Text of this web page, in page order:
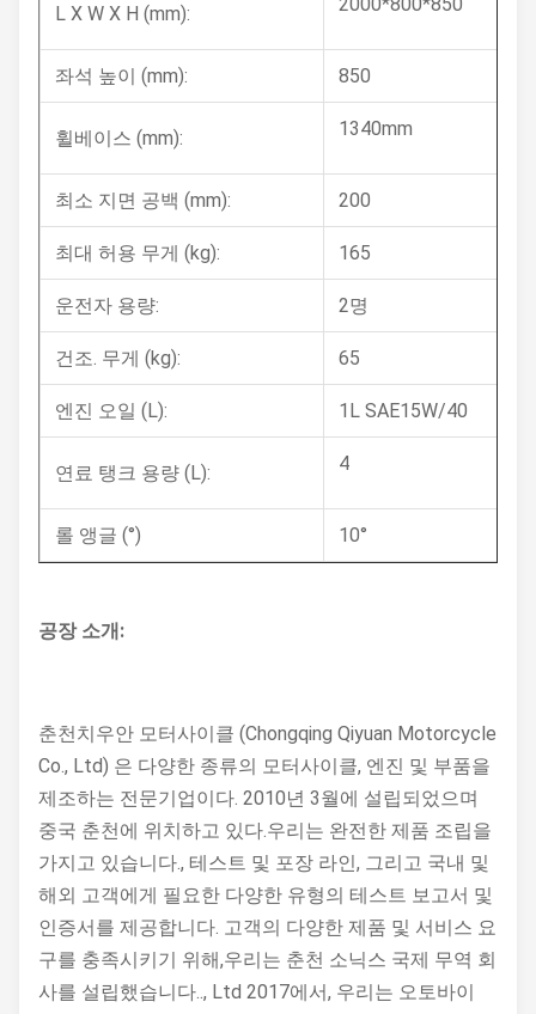
L X W X H (mm):
좌석 높이 (mm): 850
휠베이스 (mm): 1340mm
최소 지면 공백 (mm): 200
최대 허용 무게 (kg): 165
운전자 용량: 2명
건조. 무게 (kg): 65
엔진 오일 (L): 1L SAE15W/40
연료 탱크 용량 (L): 4
롤 앵글 (°) 10°
공장 소개:
춘천치우안 모터사이클 (Chongqing Qiyuan Motorcycle
Co., Ltd) 은 다양한 종류의 모터사이클, 엔진 및 부품을
제조하는 전문기업이다. 2010년 3월에 설립되었으며
중국 춘천에 위치하고 있다.우리는 완전한 제품 조립을
가지고 있습니다., 테스트 및 포장 라인, 그리고 국내 및
해외 고객에게 필요한 다양한 유형의 테스트 보고서 및
인증서를 제공합니다. 고객의 다양한 제품 및 서비스 요
구를 충족시키기 위해,우리는 춘천 소닉스 국제 무역 회
사를 설립했습니다.., Ltd 2017에서, 우리는 오토바이